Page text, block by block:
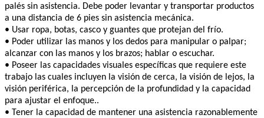
palés sin asistencia. Debe poder levantar y transportar productos
a una distancia de 6 pies sin asistencia mecánica.
• Usar ropa, botas, casco y guantes que protejan del frío.
• Poder utilizar las manos y los dedos para manipular o palpar;
alcanzar con las manos y los brazos; hablar o escuchar.
• Poseer las capacidades visuales específicas que requiere este
trabajo las cuales incluyen la visión de cerca, la visión de lejos, la
visión periférica, la percepción de la profundidad y la capacidad
para ajustar el enfoque..
• Tener la capacidad de mantener una asistencia razonablemente